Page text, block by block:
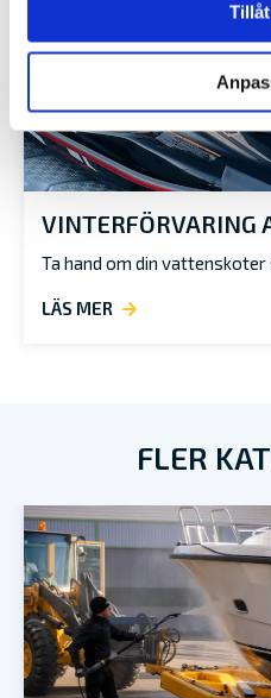
VINTERFÖRVARING
Ta hand om din
LÄS MER
FLER